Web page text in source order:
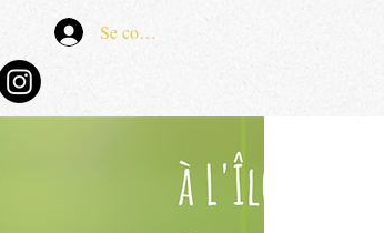
Se connecter